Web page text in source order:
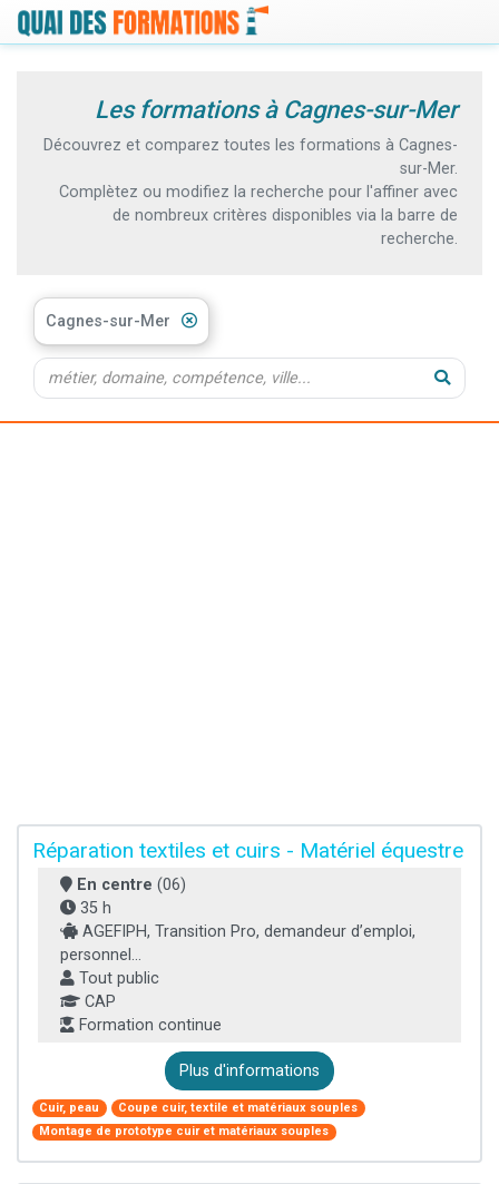
Les formations à Cagnes-sur-Mer
Découvrez et comparez toutes les formations à Cagnes-
sur-Mer.
Complètez ou modifiez la recherche pour l'affiner avec
de nombreux critères disponibles via la barre de
recherche.
Cagnes-sur-Mer
Réparation textiles et cuirs - Matériel équestre
En centre (06)
35 h
AGEFIPH, Transition Pro, demandeur d’emploi,
personnel...
Tout public
CAP
Formation continue
Plus d'informations
Cuir, peau
Coupe cuir, textile et matériaux souples
Montage de prototype cuir et matériaux souples